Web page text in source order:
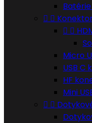
 
 
Micro
USB C
HF
Mini
 